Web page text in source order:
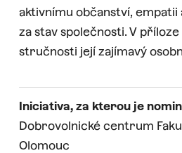
aktivnímu občanství, empatii
za stav společnosti. V
stručnosti její zajímavý
Iniciativa, za kterou je
Dobrovolnické centrum
Olomouc